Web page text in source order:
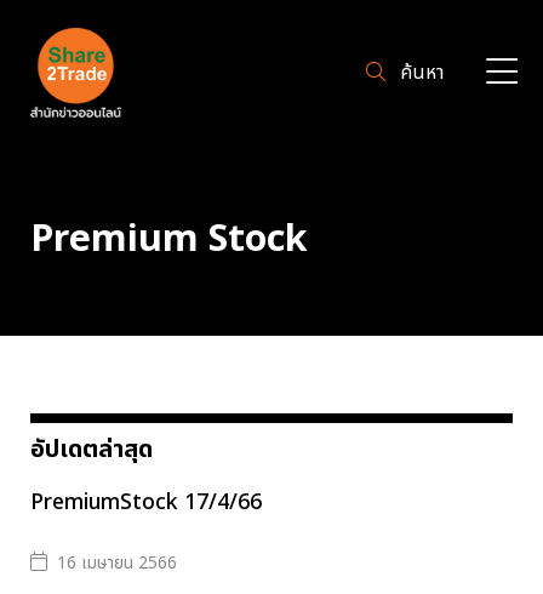
ค้นหา
Premium Stock
อัปเดตล่าสุด
PremiumStock 17/4/66
16 เมษายน 2566